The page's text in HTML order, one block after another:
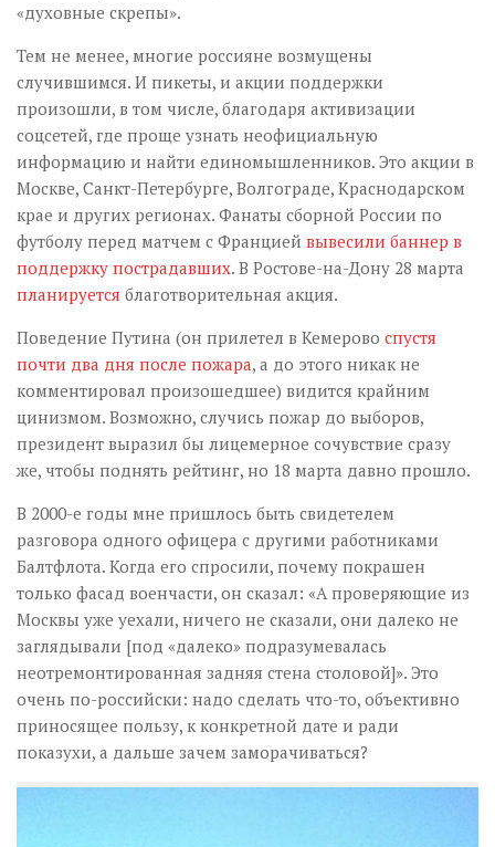
«духовные скрепы».
Тем не менее, многие россияне возмущены
случившимся. И пикеты, и акции поддержки
произошли, в том числе, благодаря активизации
соцсетей, где проще узнать неофициальную
информацию и найти единомышленников. Это акции в
Москве, Санкт-Петербурге, Волгограде, Краснодарском
крае и других регионах. Фанаты сборной России по
футболу перед матчем с Францией вывесили баннер в
поддержку пострадавших. В Ростове-на-Дону 28 марта
планируется благотворительная акция.
Поведение Путина (он прилетел в Кемерово спустя
почти два дня после пожара, а до этого никак не
комментировал произошедшее) видится крайним
цинизмом. Возможно, случись пожар до выборов,
президент выразил бы лицемерное сочувствие сразу
же, чтобы поднять рейтинг, но 18 марта давно прошло.
В 2000-е годы мне пришлось быть свидетелем
разговора одного офицера с другими работниками
Балтфлота. Когда его спросили, почему покрашен
только фасад военчасти, он сказал: «А проверяющие из
Москвы уже уехали, ничего не сказали, они далеко не
заглядывали [под «далеко» подразумевалась
неотремонтированная задняя стена столовой]». Это
очень по-российски: надо сделать что-то, объективно
приносящее пользу, к конкретной дате и ради
показухи, а дальше зачем заморачиваться?